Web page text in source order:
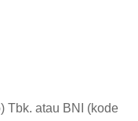
Tbk. atau BNI (kode